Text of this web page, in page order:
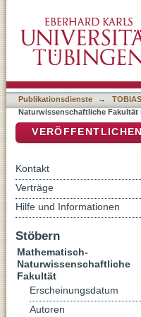
Publikationsdienste →
Naturwissenschaftliche Fakultät
VERÖFFENTLICHEN
Kontakt
Verträge
Hilfe und Informationen
Stöbern
Mathematisch-
Naturwissenschaftliche
Fakultät
Erscheinungsdatum
Autoren